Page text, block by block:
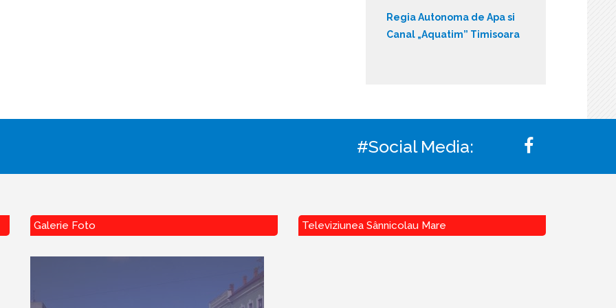
Regia Autonoma de Apa si
Canal „Aquatim” Timisoara
#Social Media:
Galerie Foto Televiziunea Sânnicolau Mare